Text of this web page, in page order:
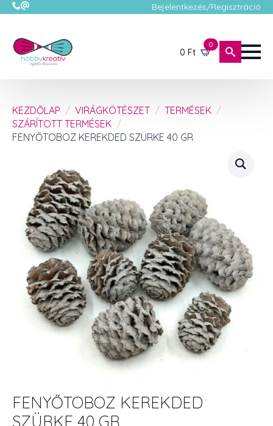
Bejelentkezés/Regisztráció
0 Ft
0
KEZDŐLAP VIRÁGKÖTÉSZET
TERMÉSEK
SZÁRÍTOTT TERMÉSEK
FENYŐTOBOZ KEREKDED SZÜRKE 40 GR
FENYŐTOBOZ KEREKDED
SZÜRKE 40 GR